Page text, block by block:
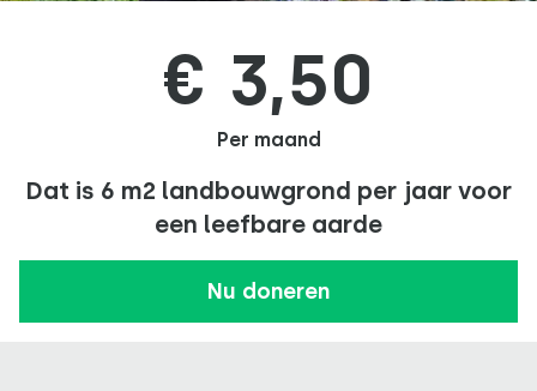
€ 3,50
Per maand
Dat is 6 m2 landbouwgrond per jaar voor
een leefbare aarde
Nu doneren